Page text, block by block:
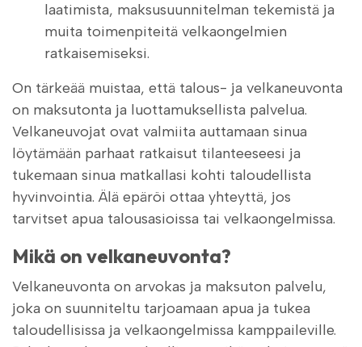
laatimista, maksusuunnitelman tekemistä ja
muita toimenpiteitä velkaongelmien
ratkaisemiseksi.
On tärkeää muistaa, että talous- ja velkaneuvonta
on maksutonta ja luottamuksellista palvelua.
Velkaneuvojat ovat valmiita auttamaan sinua
löytämään parhaat ratkaisut tilanteeseesi ja
tukemaan sinua matkallasi kohti taloudellista
hyvinvointia. Älä epäröi ottaa yhteyttä, jos
tarvitset apua talousasioissa tai velkaongelmissa.
Mikä on velkaneuvonta?
Velkaneuvonta on arvokas ja maksuton palvelu,
joka on suunniteltu tarjoamaan apua ja tukea
taloudellisissa ja velkaongelmissa kamppaileville.